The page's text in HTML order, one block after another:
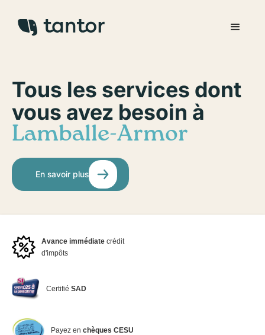
Tous les services dont
vous avez besoin à
Lamballe-Armor
En savoir plus
Avance immédiate crédit
d'impôts
CertifiéSAD
Payez en chèques CESU